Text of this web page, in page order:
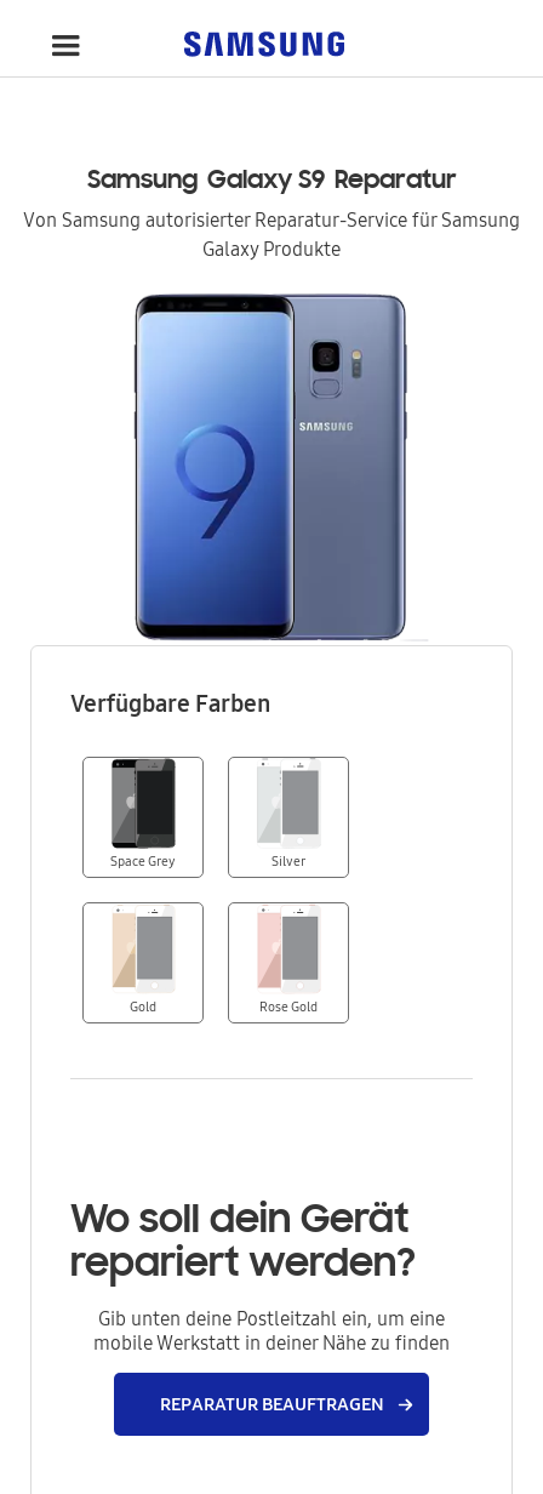
Samsung Galaxy S9 Reparatur
Von Samsung autorisierter Reparatur-Service für Samsung
Galaxy Produkte
Verfügbare Farben
Space Grey Silver
Gold Rose Gold
Wo soll dein Gerät
repariert werden?
Gib unten deine Postleitzahl ein, um eine
mobile Werkstatt in deiner Nähe zu finden
REPARATUR BEAUFTRAGEN